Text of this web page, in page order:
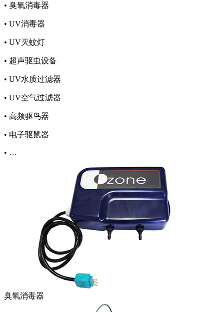
• 臭氧消毒器
• UV消毒器
• UV灭蚊灯
• 超声驱虫设备
• UV水质过滤器
• UV空气过滤器
• 高频驱鸟器
• 电子驱鼠器
• …
臭氧消毒器